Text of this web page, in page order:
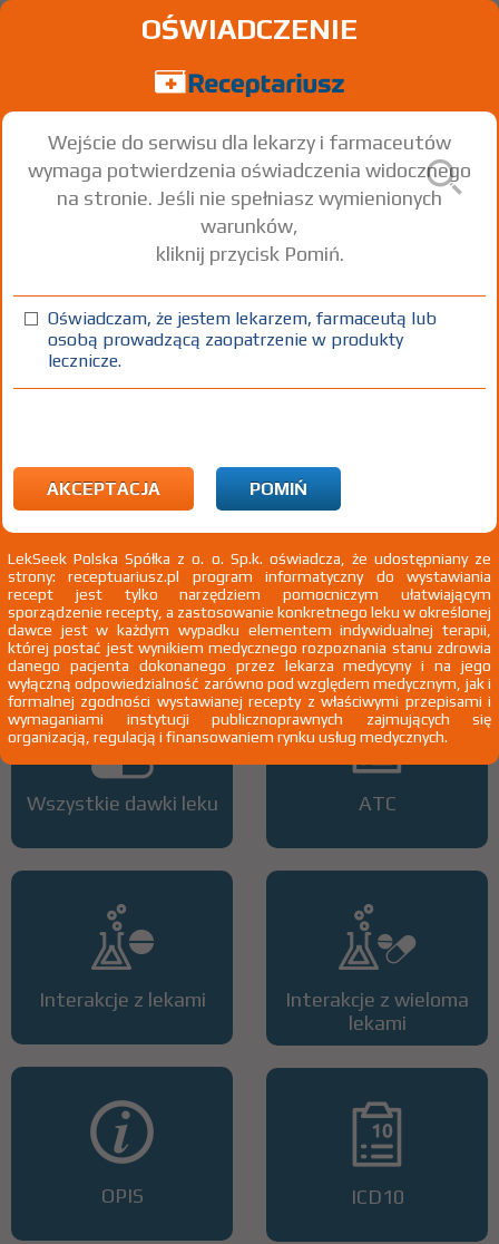
®N 25; -N 50; -N 75;
-N 88 µg; -N 100; -N 112 µg; -N
125; -N 137 µg; -N 150; -N 175; -
N 200
Rx
(2) (3)
1)Niedoczynność tarczycy
2)Pacjenci 65+
3)Kobiety w ciąży
4)Pacjenci do ukończenia 18 roku życia
Wszystkie dawki leku
Interakcje z lekami
OPIS
ATC
Interakcje z wieloma
lekami
ICD10
OŚWIADCZENIE
Wejście do serwisu dla lekarzy i farmaceutów
wymaga potwierdzenia oświadczenia widocznego
na stronie. Jeśli nie spełniasz wymienionych
warunków,
kliknij przycisk Pomiń.
Oświadczam, że jestem lekarzem, farmaceutą lub
osobą prowadzącą zaopatrzenie w produkty
lecznicze.
AKCEPTACJA POMIŃ
LekSeek Polska Spółka z o. o. Sp.k. oświadcza, że udostępniany ze
strony: receptuariusz.pl program informatyczny do wystawiania
recept jest tylko narzędziem pomocniczym ułatwiającym
sporządzenie recepty, a zastosowanie konkretnego leku w określonej
dawce jest w każdym wypadku elementem indywidualnej terapii,
której postać jest wynikiem medycznego rozpoznania stanu zdrowia
danego pacjenta dokonanego przez lekarza medycyny i na jego
wyłączną odpowiedzialność zarówno pod względem medycznym, jak i
formalnej zgodności wystawianej recepty z właściwymi przepisami i
wymaganiami instytucji publicznoprawnych zajmujących się
organizacją, regulacją i finansowaniem rynku usług medycznych.